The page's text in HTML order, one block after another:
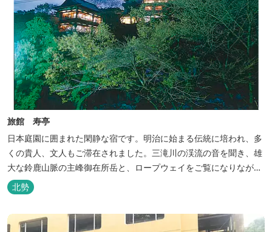
旅館 寿亭
日本庭園に囲まれた閑静な宿です。明治に始まる伝統に培われ、多
くの貴人、文人もご滞在されました。三滝川の渓流の音を聞き、雄
大な鈴鹿山脈の主峰御在所岳と、ロープウェイをご覧になりながら
お入りいただく露天風呂は気持ちがいいです。 また、庭園にある昭
和初期の離れの客間を改装した貸切風呂（６タイプ）はレトロクラ
屋食の為、お子様連れやカッ...
北勢